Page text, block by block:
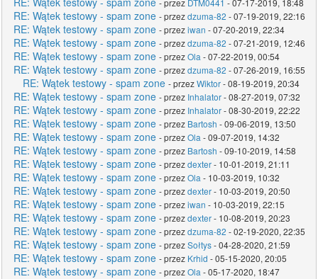
RE: Wątek testowy - spam zone - przezdzuma-82 - 07-19-2019, 22:16
RE: Wątek testowy - spam zone - przeziwan - 07-20-2019, 22:34
RE: Wątek testowy - spam zone - przezdzuma-82 - 07-21-2019, 12:46
RE: Wątek testowy - spam zone - przezOla - 07-22-2019, 00:54
RE: Wątek testowy - spam zone - przezdzuma-82 - 07-26-2019, 16:55
RE: Wątek testowy - spam zone - przezWiktor- 08-19-2019, 20:34
RE: Wątek testowy - spam zone - przez Inhalator- 08-27-2019, 07:32
RE: Wątek testowy - spam zone - przez Inhalator- 08-30-2019, 22:22
RE: Wątek testowy - spam zone - przez Bartosh - 09-06-2019, 13:50
RE: Wątek testowy - spam zone - przezOla - 09-07-2019, 14:32
RE: Wątek testowy - spam zone - przez Bartosh - 09-10-2019, 14:58
RE: Wątek testowy - spam zone - przezdexter- 10-01-2019, 21:11
RE: Wątek testowy - spam zone - przezOla - 10-03-2019, 10:32
RE: Wątek testowy - spam zone - przezdexter- 10-03-2019, 20:50
RE: Wątek testowy - spam zone - przeziwan - 10-03-2019, 22:15
RE: Wątek testowy - spam zone - przezdexter- 10-08-2019, 20:23
RE: Wątek testowy - spam zone - przezdzuma-82 - 02-19-2020, 22:35
RE: Wątek testowy - spam zone - przezSołtys- 04-28-2020, 21:59
RE: Wątek testowy - spam zone - przez Krhid - 05-15-2020, 20:05
RE: Wątek testowy - spam zone - przezOla - 05-17-2020, 18:47